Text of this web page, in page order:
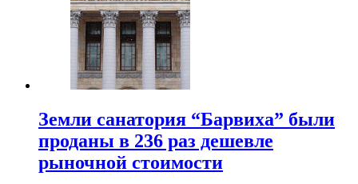
Земли санатория “Барвиха” были
проданы в 236 раз дешевле
рыночной стоимости